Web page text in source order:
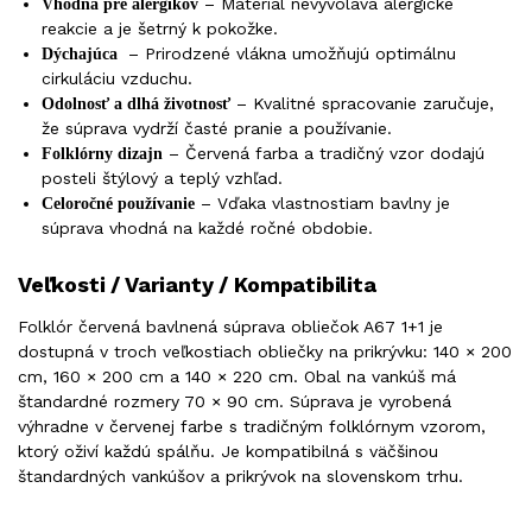
Vhodná pre alergikov
reakcie a je šetrný k pokožke.
Dýchajúca
– Prirodzené vlákna umožňujú optimálnu
cirkuláciu vzduchu.
Odolnosť a dlhá životnosť– Kvalitné spracovanie zaručuje,
že súprava vydrží časté pranie a používanie.
Folklórny dizajn – Červená farba a tradičný vzor dodajú
posteli štýlový a teplý vzhľad.
Celoročné používanie – Vďaka vlastnostiam bavlny je
súprava vhodná na každé ročné obdobie.
Veľkosti / Varianty / Kompatibilita
Folklór červená bavlnená súprava obliečok A67 1+1 je
dostupná v troch veľkostiach obliečky na prikrývku: 140 × 200
cm, 160 × 200 cm a 140 × 220 cm. Obal na vankúš má
štandardné rozmery 70 × 90 cm. Súprava je vyrobená
výhradne v červenej farbe s tradičným folklórnym vzorom,
ktorý oživí každú spálňu. Je kompatibilná s väčšinou
štandardných vankúšov a prikrývok na slovenskom trhu.